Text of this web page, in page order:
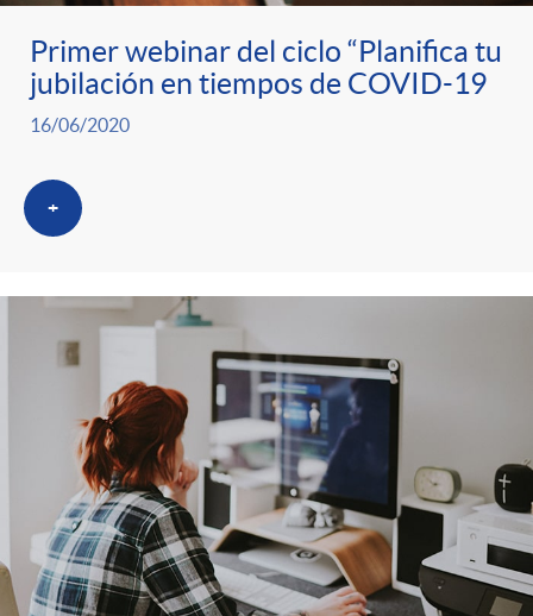
Primer webinar del ciclo “Planifica tu
jubilación en tiempos de COVID-19
16/06/2020
+